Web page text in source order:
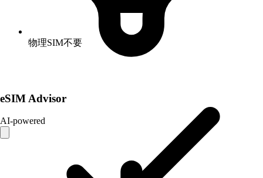
物理SIM不要
eSIM Advisor
AI-powered